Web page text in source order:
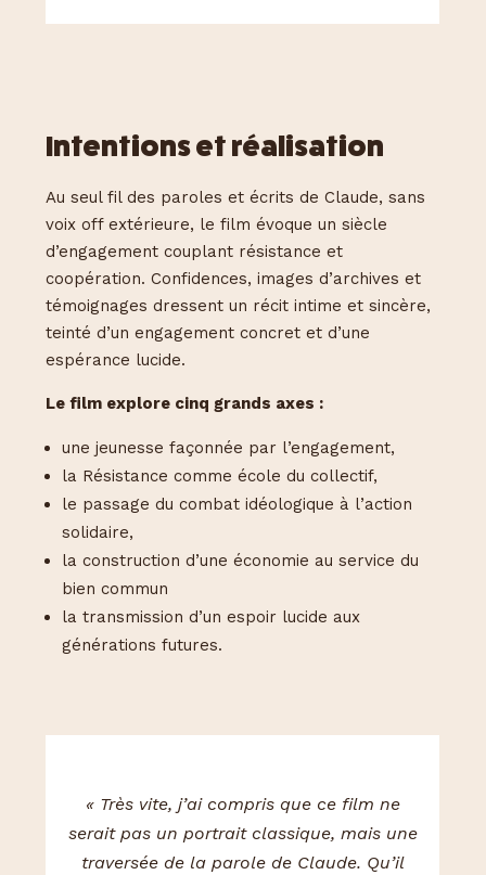
Intentions et réalisation
Au seul fil des paroles et écrits de Claude, sans
voix off extérieure, le film évoque un siècle
d’engagement couplant résistance et
coopération. Confidences, images d’archives et
témoignages dressent un récit intime et sincère,
teinté d’un engagement concret et d’une
espérance lucide.
Le film explore cinq grands axes :
une jeunesse façonnée par l’engagement,
la Résistance comme école du collectif,
le passage du combat idéologique à l’action
solidaire,
la construction d’une économie au service du
bien commun
la transmission d’un espoir lucide aux
générations futures.
« Très vite, j’ai compris que ce film ne
serait pas un portrait classique, mais une
traversée de la parole de Claude. Qu’il